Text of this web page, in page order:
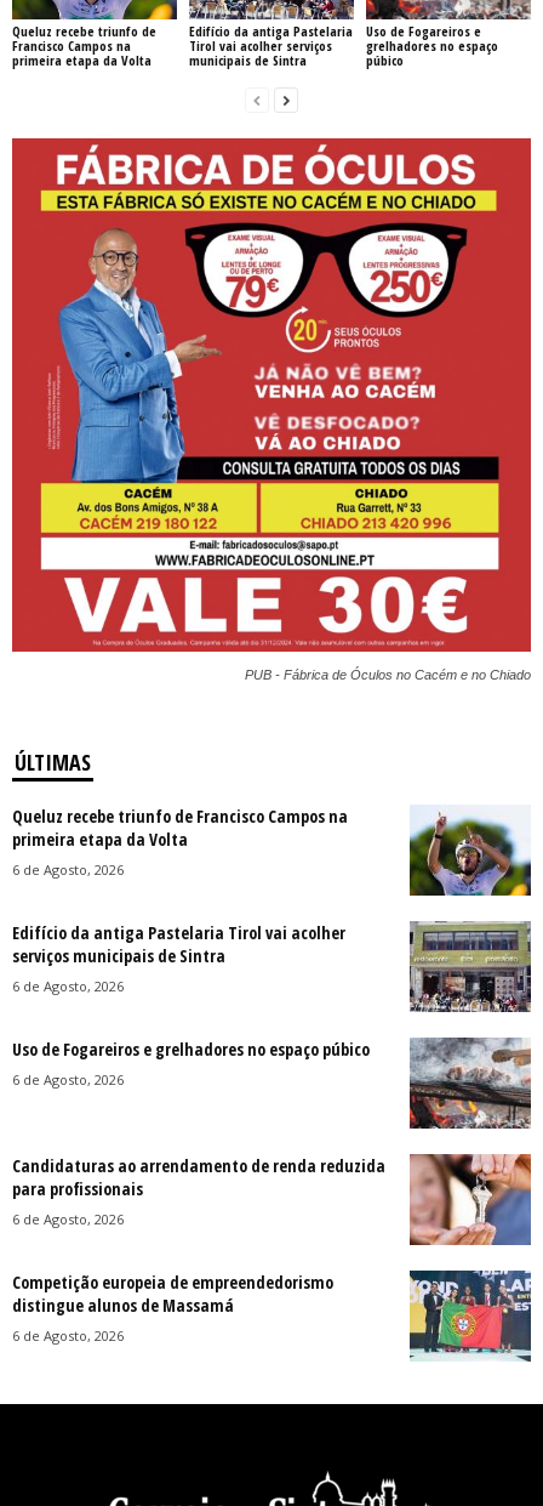
Queluz recebe triunfo de
Francisco Campos na
primeira etapa da Volta
Edifício da antiga Pastelaria
Tirol vai acolher serviços
municipais de Sintra
Uso de Fogareiros e
grelhadores no espaço
púbico
PUB - Fábrica de Óculos no Cacém e no Chiado
ÚLTIMAS
Queluz recebe triunfo de Francisco Campos na
primeira etapa da Volta
6 de Agosto, 2026
Edifício da antiga Pastelaria Tirol vai acolher
serviços municipais de Sintra
6 de Agosto, 2026
Uso de Fogareiros e grelhadores no espaço púbico
6 de Agosto, 2026
Candidaturas ao arrendamento de renda reduzida
para profissionais
6 de Agosto, 2026
Competição europeia de empreendedorismo
distingue alunos de Massamá
6 de Agosto, 2026